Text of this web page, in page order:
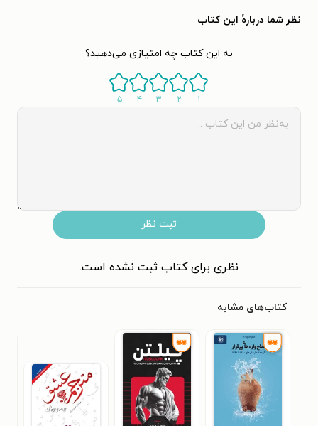
نظر شما دربارهٔ این کتاب
به این کتاب چه امتیازی می‌دهید؟
۱ ۲ ۳ ۴ ۵
ثبت نظر
نظری برای کتاب ثبت نشده است.
کتاب‌های مشابه